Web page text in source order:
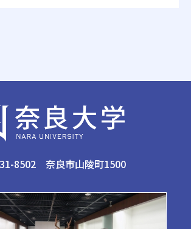
8502 奈良市山陵町1500